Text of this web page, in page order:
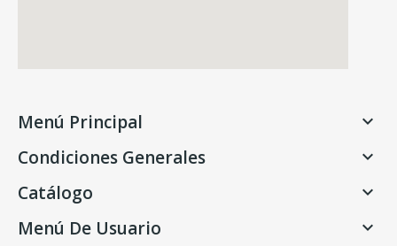
Menú Principal 
Condiciones Generales 
Catálogo 
Menú De Usuario 